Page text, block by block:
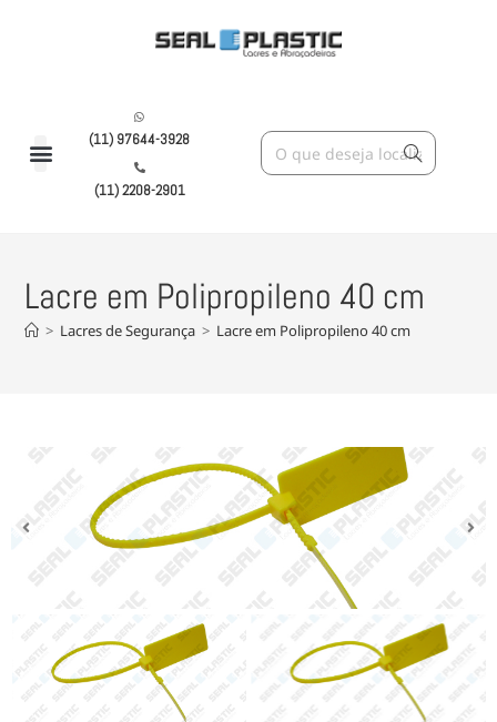
(11) 97644-3928
(11) 2208-2901
Lacre em Polipropileno 40 cm
> Lacres de Segurança > Lacre em Polipropileno 40 cm